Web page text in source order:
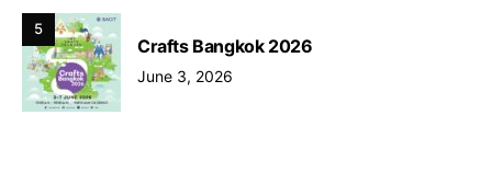
5
Crafts Bangkok 2026
June 3, 2026